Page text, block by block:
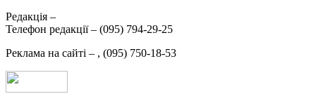
Редакція –
Телефон редакції – (095) 794-29-25
Реклама на сайті – , (095) 750-18-53